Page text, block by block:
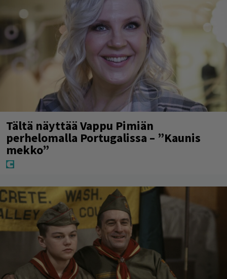
Tältä näyttää Vappu Pimiän
perhelomalla Portugalissa – ”Kaunis
mekko”